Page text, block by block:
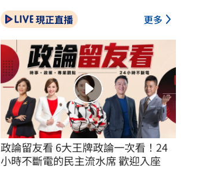
現正直播 更多
政論留友看 6大王牌政論一次看！24
小時不斷電的民主流水席 歡迎入座